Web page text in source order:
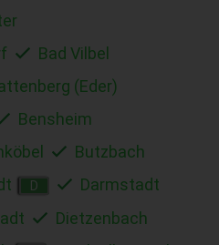
Bad Vilbel
(Eder)
Bensheim
Butzbach
D
Darmstadt
Dietzenbach